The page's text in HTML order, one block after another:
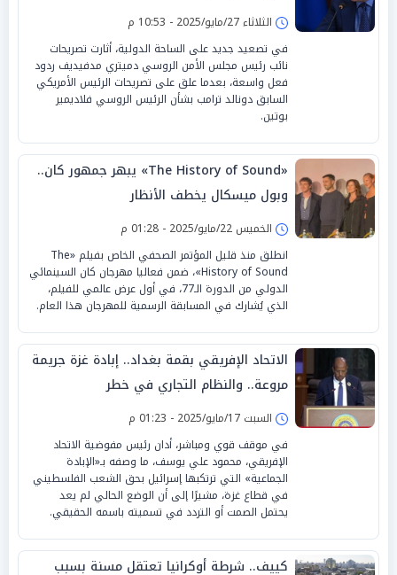
الثلاثاء 27/مايو/2025 - 10:53 م
في تصعيد جديد على الساحة الدولية، أثارت تصريحات
نائب رئيس مجلس الأمن الروسي دميتري مدفيديف ردود
فعل واسعة، بعدما علق على تصريحات الرئيس الأمريكي
السابق دونالد ترامب بشأن الرئيس الروسي فلاديمير
بوتين.
«The History of Sound» يبهر جمهور كان..
وبول ميسكال يخطف الأنظار
الخميس 22/مايو/2025 - 01:28 م
انطلق منذ قليل المؤتمر الصحفي الخاص بفيلم «The
History of Sound»، ضمن فعاليا مهرجان كان السينمائي
الدولي من الدورة الـ77، في أول عرض عالمي للفيلم،
الذي يُشارك في المسابقة الرسمية للمهرجان هذا العام.
الاتحاد الإفريقي بقمة بغداد.. إبادة غزة جريمة
مروعة.. والنظام التجاري في خطر
السبت 17/مايو/2025 - 01:23 م
في موقف قوي ومباشر، أدان رئيس مفوضية الاتحاد
الإفريقي، محمود علي يوسف، ما وصفه بـ«الإبادة
الجماعية» التي ترتكبها إسرائيل بحق الشعب الفلسطيني
في قطاع غزة، مشيرًا إلى أن الوضع الحالي لم يعد
يحتمل الصمت أو التردد في تسميته باسمه الحقيقي.
كييف.. شرطة أوكرانيا تعتقل مسنة بسبب